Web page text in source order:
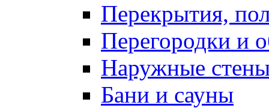
Перекрытия,
Перегородки и
Наружные
Бани и сауны